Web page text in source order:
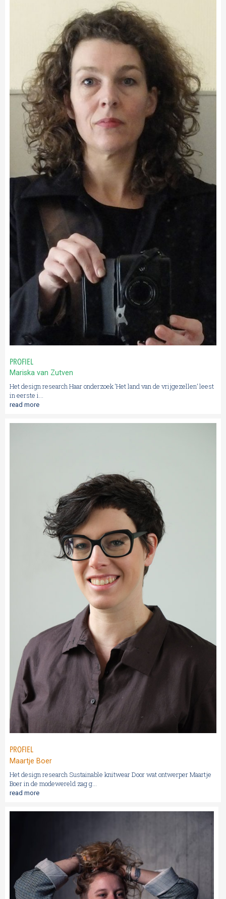
PROFIEL
Mariska van Zutven
Het design research Haar onderzoek ‘Het land van de vrijgezellen’ leest
in eerste i...
read more
PROFIEL
Maartje Boer
Het design research Sustainable knitwear Door wat ontwerper Maartje
Boer in de modewereld zag g...
read more